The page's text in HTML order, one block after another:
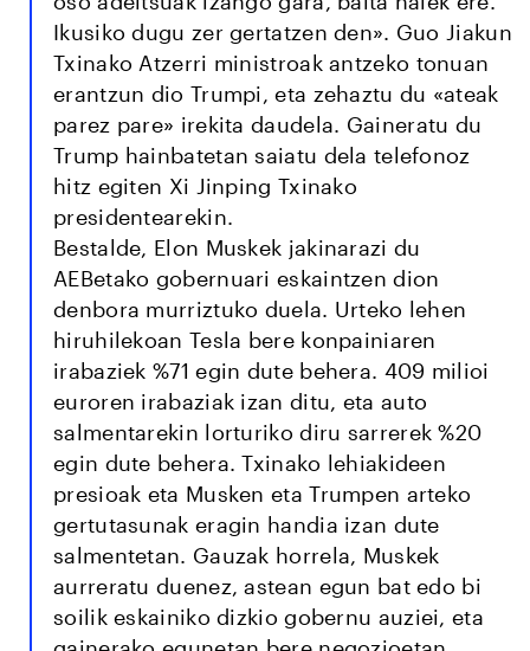
Ikusiko dugu zer gertatzen den». Guo Jiakun
Txinako Atzerri ministroak antzeko tonuan
erantzun dio Trumpi, eta zehaztu du «ateak
parez pare» irekita daudela. Gaineratu du
Trump hainbatetan saiatu dela telefonoz
hitz egiten Xi Jinping Txinako
presidentearekin.
Bestalde, Elon Muskek jakinarazi du
AEBetako gobernuari eskaintzen dion
denbora murriztuko duela. Urteko lehen
hiruhilekoan Tesla bere konpainiaren
irabaziek %71 egin dute behera. 409 milioi
euroren irabaziak izan ditu, eta auto
salmentarekin lorturiko diru sarrerek %20
egin dute behera. Txinako lehiakideen
presioak eta Musken eta Trumpen arteko
gertutasunak eragin handia izan dute
salmentetan. Gauzak horrela, Muskek
aurreratu duenez, astean egun bat edo bi
soilik eskainiko dizkio gobernu auziei, eta